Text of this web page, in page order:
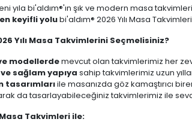
yıla bi'aldım®'ın şık ve modern masa
keyifli yolubi'aldım® 2026 Yılı Masa
Yılı Masa Takvimlerini Seçmelisiniz?
modellerdemevcut olan takvimlerimiz her
sağlam yapıya sahip takvimlerimiz uzun
tasarımlarıile masanızda göz kamaştırıcı
da tasarlayabileceğiniz takvimlerimiz ile
Masa Takvimleri ile: